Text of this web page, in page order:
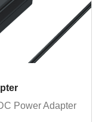
Power Adapter